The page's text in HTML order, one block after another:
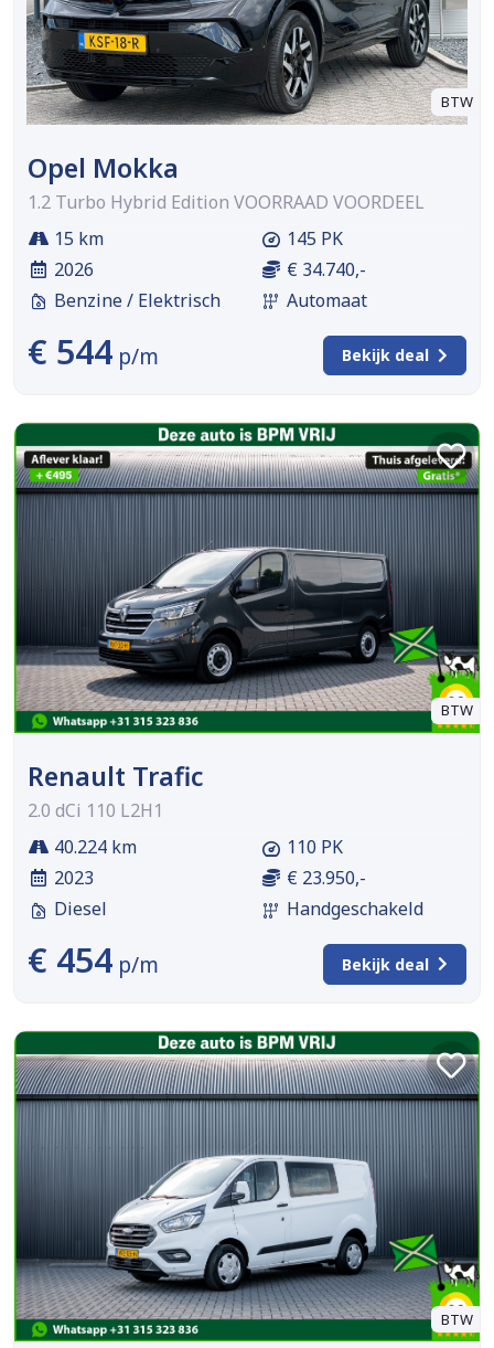
BTW
Opel Mokka
1.2 Turbo Hybrid Edition VOORRAAD VOORDEEL
15 km
2026
Benzine / Elektrisch
145 PK
€ 34.740,-
Automaat
€ 544 p/m Bekijk deal
BTW
Renault Trafic
2.0 dCi 110 L2H1
40.224 km
2023
Diesel
110 PK
€ 23.950,-
Handgeschakeld
€ 454 p/m Bekijk deal
BTW